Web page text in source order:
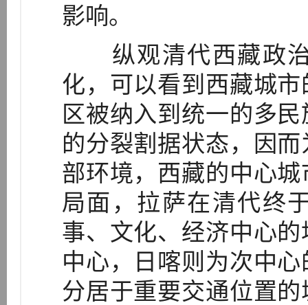
影响。
纵观清代西藏政治
化，可以看到西藏城
区被纳入到统一的多
的分裂割据状态，因
部环境，西藏的中心
局面，拉萨在清代终
事、文化、经济中心
中心，日喀则为次中
分居于重要交通位置